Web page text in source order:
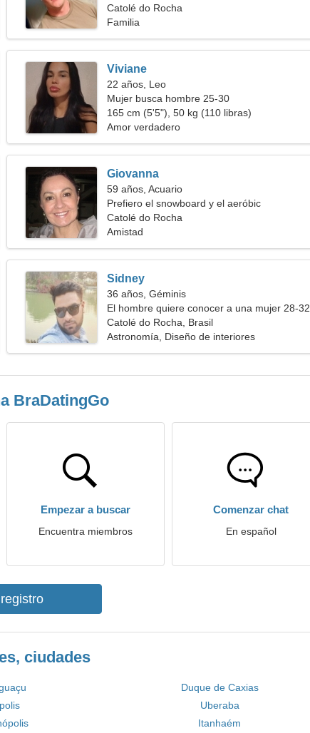
mujer inusual
Catolé do Rocha
Familia
Viviane
22 años, Leo
Mujer busca hombre 25-30
165 cm (5'5"), 50 kg (110 libras)
Amor verdadero
Giovanna
59 años, Acuario
Prefiero el snowboard y el aeróbic
Catolé do Rocha
Amistad
Sidney
36 años, Géminis
El hombre quiere conocer a una mujer 28-32
Catolé do Rocha, Brasil
Astronomía, Diseño de interiores
BraDatingGo
Empezar a buscar
Encuentra miembros
Comenzar chat
En español
ciudades
Duque de Caxias
Uberaba
Itanhaém